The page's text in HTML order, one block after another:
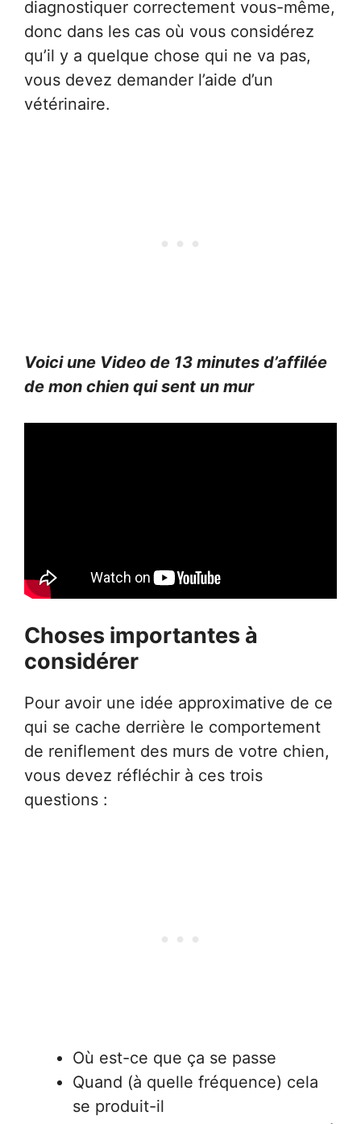
diagnostiquer correctement vous-même,
donc dans les cas où vous considérez
qu’il y a quelque chose qui ne va pas,
vous devez demander l’aide d’un
vétérinaire.
Voici une Video de 13 minutes d’affilée
de mon chien qui sent un mur
Choses importantes à
considérer
Pour avoir une idée approximative de ce
qui se cache derrière le comportement
de reniflement des murs de votre chien,
vous devez réfléchir à ces trois
questions :
Où est-ce que ça se passe
Quand (à quelle fréquence) cela
se produit-il